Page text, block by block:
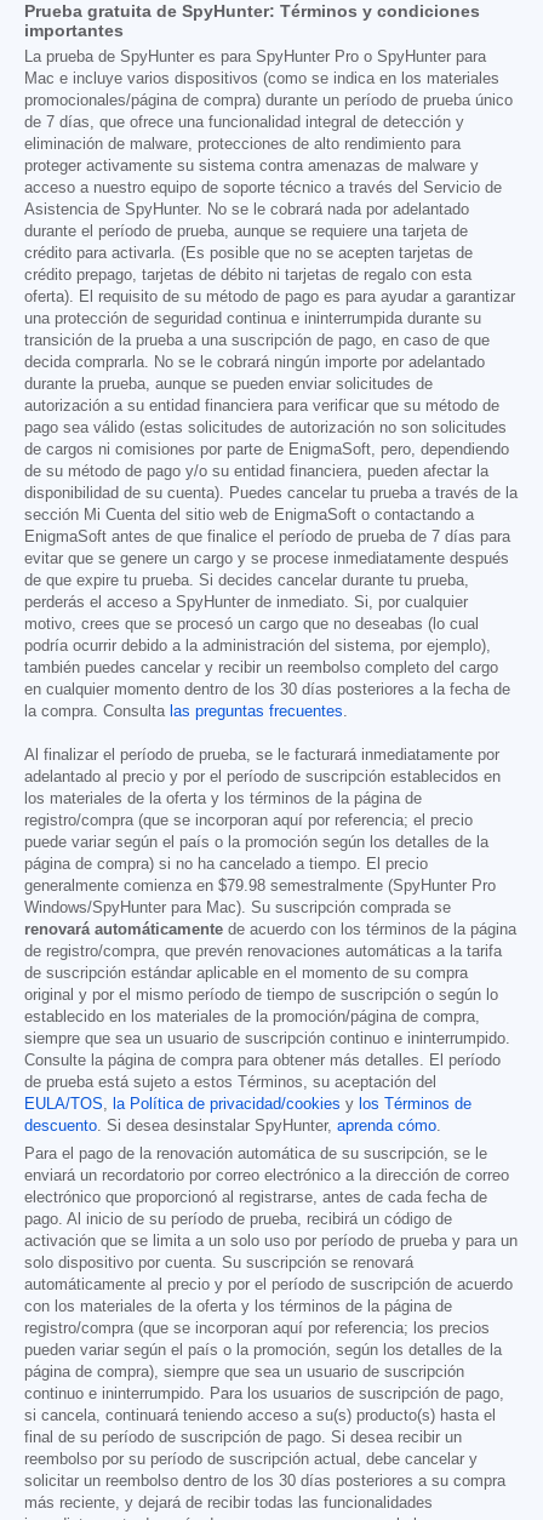
Prueba gratuita de SpyHunter: Términos y condiciones
importantes
La prueba de SpyHunter es para SpyHunter Pro o SpyHunter para
Mac e incluye varios dispositivos (como se indica en los materiales
promocionales/página de compra) durante un período de prueba único
de 7 días, que ofrece una funcionalidad integral de detección y
eliminación de malware, protecciones de alto rendimiento para
proteger activamente su sistema contra amenazas de malware y
acceso a nuestro equipo de soporte técnico a través del Servicio de
Asistencia de SpyHunter. No se le cobrará nada por adelantado
durante el período de prueba, aunque se requiere una tarjeta de
crédito para activarla. (Es posible que no se acepten tarjetas de
crédito prepago, tarjetas de débito ni tarjetas de regalo con esta
oferta). El requisito de su método de pago es para ayudar a garantizar
una protección de seguridad continua e ininterrumpida durante su
transición de la prueba a una suscripción de pago, en caso de que
decida comprarla. No se le cobrará ningún importe por adelantado
durante la prueba, aunque se pueden enviar solicitudes de
autorización a su entidad financiera para verificar que su método de
pago sea válido (estas solicitudes de autorización no son solicitudes
de cargos ni comisiones por parte de EnigmaSoft, pero, dependiendo
de su método de pago y/o su entidad financiera, pueden afectar la
disponibilidad de su cuenta). Puedes cancelar tu prueba a través de la
sección Mi Cuenta del sitio web de EnigmaSoft o contactando a
EnigmaSoft antes de que finalice el período de prueba de 7 días para
evitar que se genere un cargo y se procese inmediatamente después
de que expire tu prueba. Si decides cancelar durante tu prueba,
perderás el acceso a SpyHunter de inmediato. Si, por cualquier
motivo, crees que se procesó un cargo que no deseabas (lo cual
podría ocurrir debido a la administración del sistema, por ejemplo),
también puedes cancelar y recibir un reembolso completo del cargo
en cualquier momento dentro de los 30 días posteriores a la fecha de
la compra. Consulta las preguntas frecuentes.
Al finalizar el período de prueba, se le facturará inmediatamente por
adelantado al precio y por el período de suscripción establecidos en
los materiales de la oferta y los términos de la página de
registro/compra (que se incorporan aquí por referencia; el precio
puede variar según el país o la promoción según los detalles de la
página de compra) si no ha cancelado a tiempo. El precio
generalmente comienza en $79.98 semestralmente (SpyHunter Pro
Windows/SpyHunter para Mac). Su suscripción comprada se
renovará automáticamente de acuerdo con los términos de la página
de registro/compra, que prevén renovaciones automáticas a la tarifa
de suscripción estándar aplicable en el momento de su compra
original y por el mismo período de tiempo de suscripción o según lo
establecido en los materiales de la promoción/página de compra,
siempre que sea un usuario de suscripción continuo e ininterrumpido.
Consulte la página de compra para obtener más detalles. El período
de prueba está sujeto a estos Términos, su aceptación del
EULA/TOS, la Política de privacidad/cookies y los Términos de
descuento. Si desea desinstalar SpyHunter, aprenda cómo.
Para el pago de la renovación automática de su suscripción, se le
enviará un recordatorio por correo electrónico a la dirección de correo
electrónico que proporcionó al registrarse, antes de cada fecha de
pago. Al inicio de su período de prueba, recibirá un código de
activación que se limita a un solo uso por período de prueba y para un
solo dispositivo por cuenta. Su suscripción se renovará
automáticamente al precio y por el período de suscripción de acuerdo
con los materiales de la oferta y los términos de la página de
registro/compra (que se incorporan aquí por referencia; los precios
pueden variar según el país o la promoción, según los detalles de la
página de compra), siempre que sea un usuario de suscripción
continuo e ininterrumpido. Para los usuarios de suscripción de pago,
si cancela, continuará teniendo acceso a su(s) producto(s) hasta el
final de su período de suscripción de pago. Si desea recibir un
reembolso por su período de suscripción actual, debe cancelar y
solicitar un reembolso dentro de los 30 días posteriores a su compra
más reciente, y dejará de recibir todas las funcionalidades